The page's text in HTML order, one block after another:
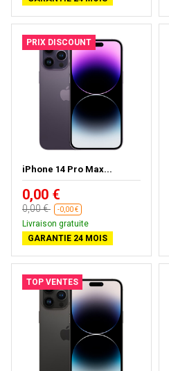
PRIX DISCOUNT
iPhone 14 Pro Max...
0,00 €
0,00 € -0,00 €
Livraison gratuite
GARANTIE 24 MOIS
TOP VENTES